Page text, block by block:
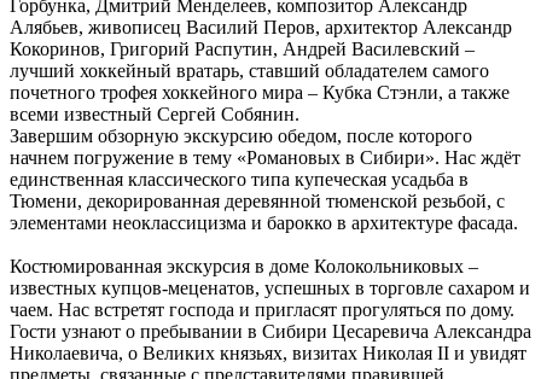
Горбунка, Дмитрий Менделеев, композитор Александр
Алябьев, живописец Василий Перов, архитектор Александр
Кокоринов, Григорий Распутин, Андрей Василевский –
лучший хоккейный вратарь, ставший обладателем самого
почетного трофея хоккейного мира – Кубка Стэнли, а также
всеми известный Сергей Собянин.
Завершим обзорную экскурсию обедом, после которого
начнем погружение в тему «Романовых в Сибири». Нас ждёт
единственная классического типа купеческая усадьба в
Тюмени, декорированная деревянной тюменской резьбой, с
элементами неоклассицизма и барокко в архитектуре фасада.
Костюмированная экскурсия в доме Колокольниковых –
известных купцов-меценатов, успешных в торговле сахаром и
чаем. Нас встретят господа и пригласят прогуляться по дому.
Гости узнают о пребывании в Сибири Цесаревича Александра
Николаевича, о Великих князьях, визитах Николая II и увидят
предметы, связанные с представителями правившей